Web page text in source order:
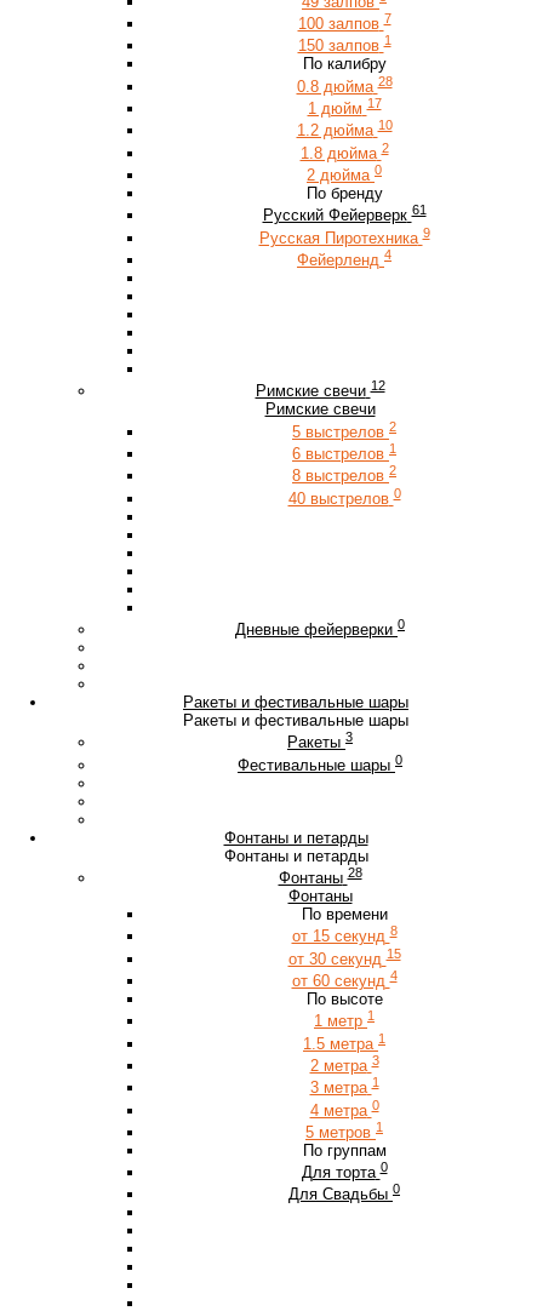
100 залпов 7
150 залпов 1
По калибру
0.8 дюйма 28
1 дюйм 17
1.2 дюйма 10
1.8 дюйма 2
2 дюйма 0
По бренду
Русский Фейерверк 61
Русская Пиротехника 9
Фейерленд 4
Римские свечи 12
Римские свечи
5 выстрелов 2
6 выстрелов 1
8 выстрелов 2
40 выстрелов 0
Дневные фейерверки 0
Ракеты и фестивальные шары
Ракеты и фестивальные шары
Ракеты 3
Фестивальные шары 0
Фонтаны и петарды
Фонтаны и петарды
Фонтаны 28
Фонтаны
По времени
от 15 секунд 8
от 30 секунд 15
от 60 секунд 4
По высоте
1 метр 1
1.5 метра 1
2 метра 3
3 метра 1
4 метра 0
5 метров 1
По группам
Для торта 0
Для Свадьбы 0